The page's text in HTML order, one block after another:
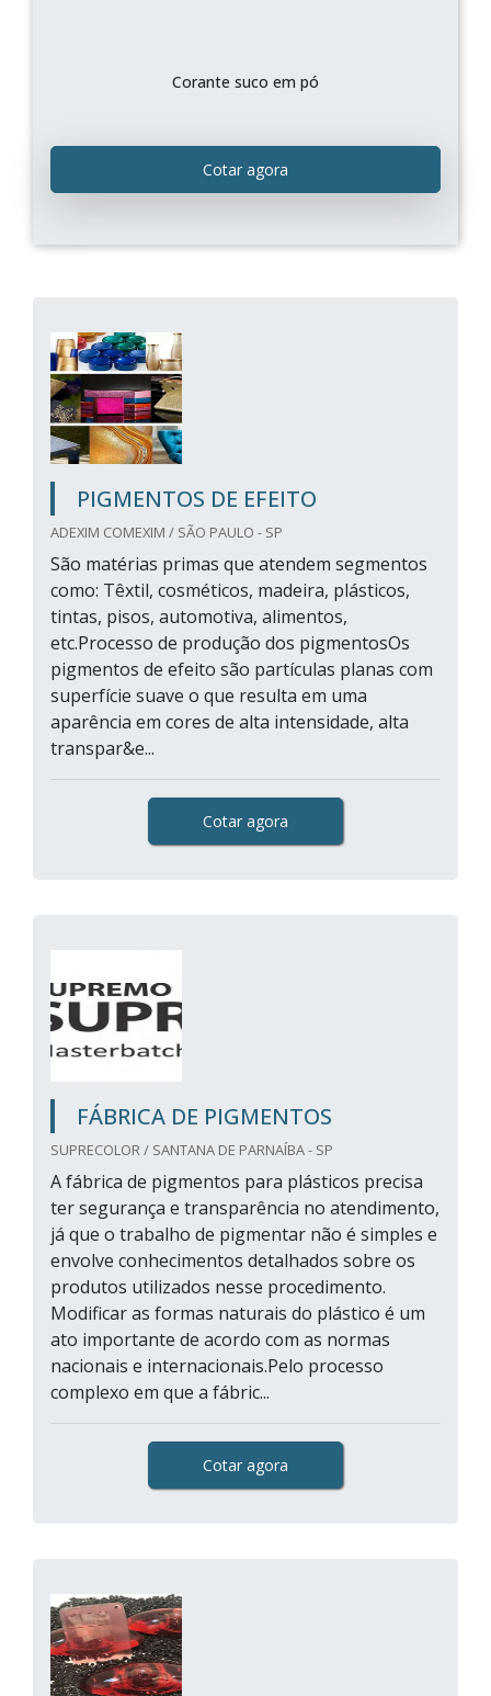
Corante suco em pó
Cotar agora
PIGMENTOS DE EFEITO
ADEXIM COMEXIM / SÃO PAULO - SP
São matérias primas que atendem segmentos
como: Têxtil, cosméticos, madeira, plásticos,
tintas, pisos, automotiva, alimentos,
etc.Processo de produção dos pigmentosOs
pigmentos de efeito são partículas planas com
superfície suave o que resulta em uma
aparência em cores de alta intensidade, alta
transpar&e...
Cotar agora
FÁBRICA DE PIGMENTOS
SUPRECOLOR / SANTANA DE PARNAÍBA - SP
A fábrica de pigmentos para plásticos precisa
ter segurança e transparência no atendimento,
já que o trabalho de pigmentar não é simples e
envolve conhecimentos detalhados sobre os
produtos utilizados nesse procedimento.
Modificar as formas naturais do plástico é um
ato importante de acordo com as normas
nacionais e internacionais.Pelo processo
complexo em que a fábric...
Cotar agora